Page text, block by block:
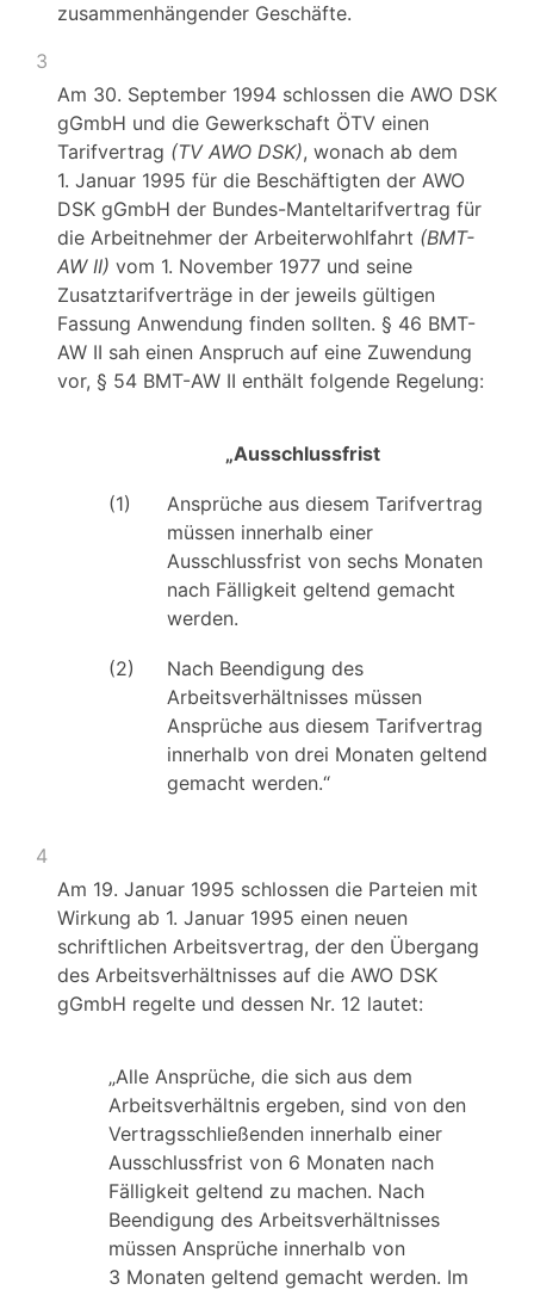
zusammenhängender Geschäfte.
3
Am 30. September 1994 schlossen die AWO DSK
gGmbH und die Gewerkschaft ÖTV einen
Tarifvertrag (TV AWO DSK), wonach ab dem
1. Januar 1995 für die Beschäftigten der AWO
DSK gGmbH der Bundes-Manteltarifvertrag für
die Arbeitnehmer der Arbeiterwohlfahrt (BMT-
AW II) vom 1. November 1977 und seine
Zusatztarifverträge in der jeweils gültigen
Fassung Anwendung finden sollten. § 46 BMT-
AW II sah einen Anspruch auf eine Zuwendung
vor, § 54 BMT-AW II enthält folgende Regelung:
„Ausschlussfrist
(1)
Ansprüche aus diesem Tarifvertrag
müssen innerhalb einer
Ausschlussfrist von sechs Monaten
nach Fälligkeit geltend gemacht
werden.
(2)
Nach Beendigung des
Arbeitsverhältnisses müssen
Ansprüche aus diesem Tarifvertrag
innerhalb von drei Monaten geltend
gemacht werden.“
4
Am 19. Januar 1995 schlossen die Parteien mit
Wirkung ab 1. Januar 1995 einen neuen
schriftlichen Arbeitsvertrag, der den Übergang
des Arbeitsverhältnisses auf die AWO DSK
gGmbH regelte und dessen Nr. 12 lautet:
„Alle Ansprüche, die sich aus dem
Arbeitsverhältnis ergeben, sind von den
Vertragsschließenden innerhalb einer
Ausschlussfrist von 6 Monaten nach
Fälligkeit geltend zu machen. Nach
Beendigung des Arbeitsverhältnisses
müssen Ansprüche innerhalb von
3 Monaten geltend gemacht werden. Im